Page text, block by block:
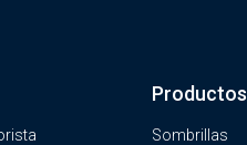
Productos
Sombrillas